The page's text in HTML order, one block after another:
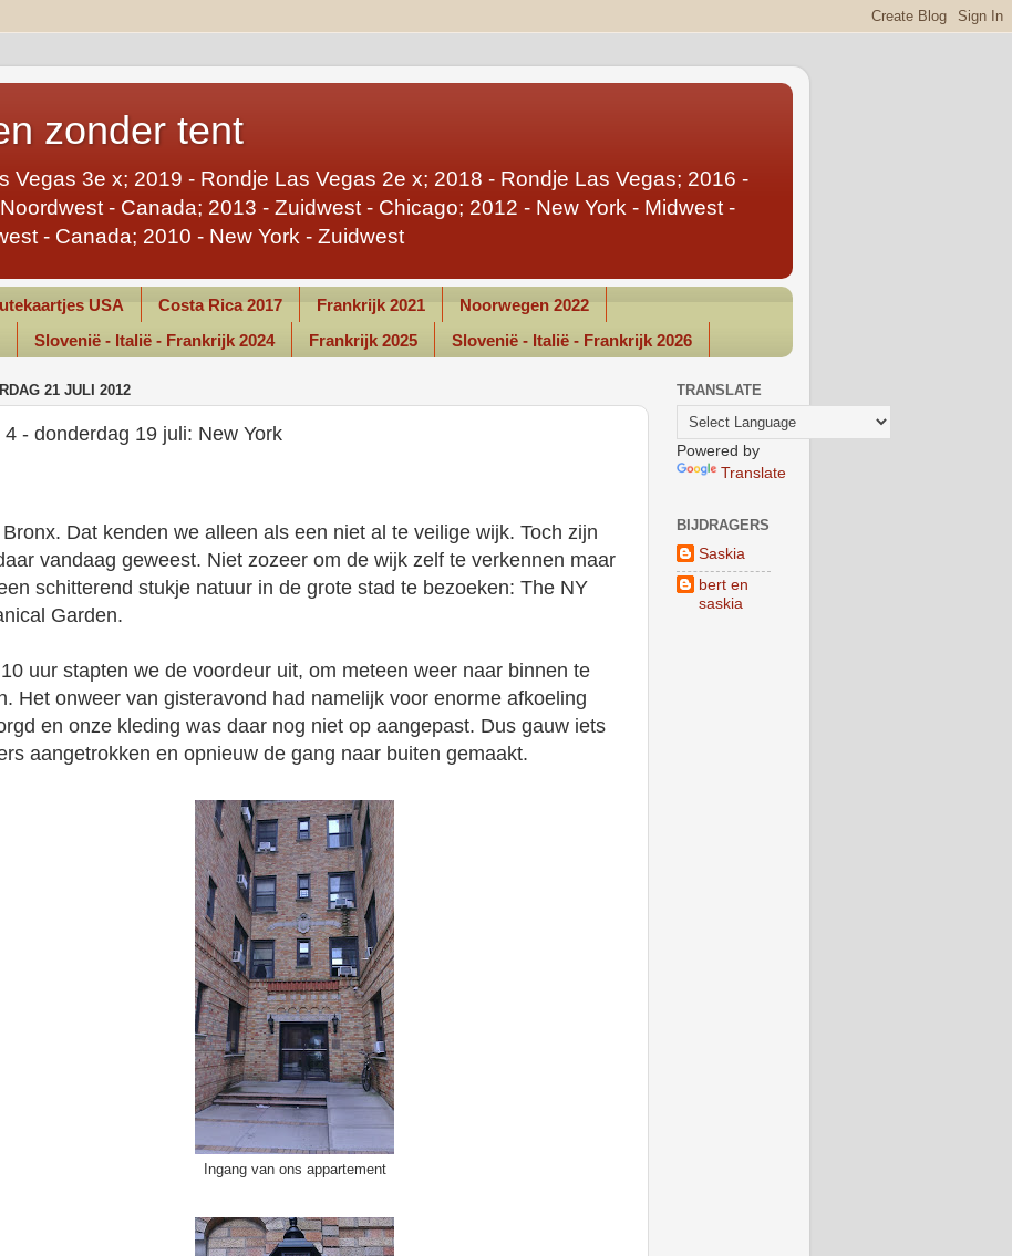
zonder tent
Vegas 3e x; 2019 - Rondje Las Vegas 2e x; 2018 - Rondje Las Vegas; 2016 -
- Canada; 2013 - Zuidwest - Chicago; 2012 - New York - Midwest -
- Canada; 2010 - New York - Zuidwest
USA Costa Rica 2017 Frankrijk 2021
Noorwegen 2022
Slovenië - Italië - Frankrijk 2024 Frankrijk 2025 Slovenië - Italië - Frankrijk 2026
21 JULI 2012
4 - donderdag 19 juli: New York
Dat kenden we alleen als een niet al te veilige wijk. Toch zijn
vandaag geweest. Niet zozeer om de wijk zelf te verkennen maar
schitterend stukje natuur in de grote stad te bezoeken: The NY
Garden.
uur stapten we de voordeur uit, om meteen weer naar binnen te
Het onweer van gisteravond had namelijk voor enorme afkoeling
en onze kleding was daar nog niet op aangepast. Dus gauw iets
aangetrokken en opnieuw de gang naar buiten gemaakt.
Ingang van ons appartement
TRANSLATE
Powered by
Translate
BIJDRAGERS
Saskia
bert en
saskia